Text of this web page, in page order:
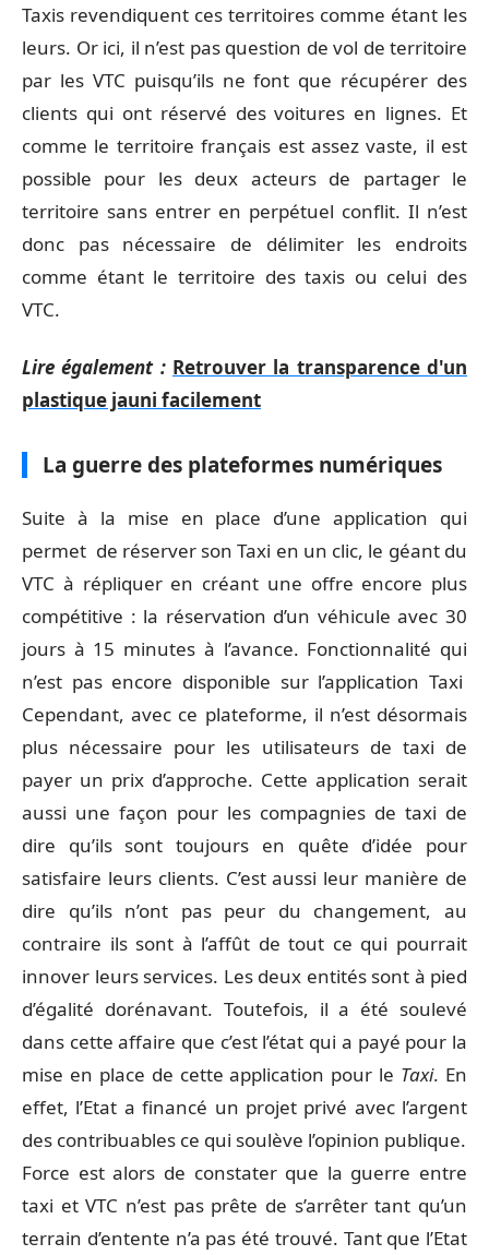
Taxis revendiquent ces territoires comme étant les
leurs. Or ici, il n’est pas question de vol de territoire
par les VTC puisqu’ils ne font que récupérer des
clients qui ont réservé des voitures en lignes. Et
comme le territoire français est assez vaste, il est
possible pour les deux acteurs de partager le
territoire sans entrer en perpétuel conflit. Il n’est
donc pas nécessaire de délimiter les endroits
comme étant le territoire des taxis ou celui des
VTC.
Lire également : Retrouver la transparence d'un
plastique jauni facilement
La guerre des plateformes numériques
Suite à la mise en place d’une application qui
permet de réserver son Taxi en un clic, le géant du
VTC à répliquer en créant une offre encore plus
compétitive : la réservation d’un véhicule avec 30
jours à 15 minutes à l’avance. Fonctionnalité qui
n’est pas encore disponible sur l’application Taxi
Cependant, avec ce plateforme, il n’est désormais
plus nécessaire pour les utilisateurs de taxi de
payer un prix d’approche. Cette application serait
aussi une façon pour les compagnies de taxi de
dire qu’ils sont toujours en quête d’idée pour
satisfaire leurs clients. C’est aussi leur manière de
dire qu’ils n’ont pas peur du changement, au
contraire ils sont à l’affût de tout ce qui pourrait
innover leurs services. Les deux entités sont à pied
d’égalité dorénavant. Toutefois, il a été soulevé
dans cette affaire que c’est l’état qui a payé pour la
mise en place de cette application pour le Taxi. En
effet, l’Etat a financé un projet privé avec l’argent
des contribuables ce qui soulève l’opinion publique.
Force est alors de constater que la guerre entre
taxi et VTC n’est pas prête de s’arrêter tant qu’un
terrain d’entente n’a pas été trouvé. Tant que l’Etat